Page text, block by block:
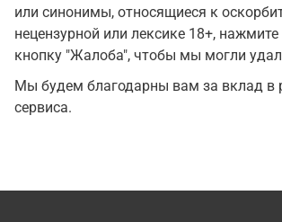
или синонимы, относящиеся к
нецензурной или лексике 18+,
кнопку "Жалоба", чтобы мы могли
Мы будем благодарны вам за вклад в
сервиса.